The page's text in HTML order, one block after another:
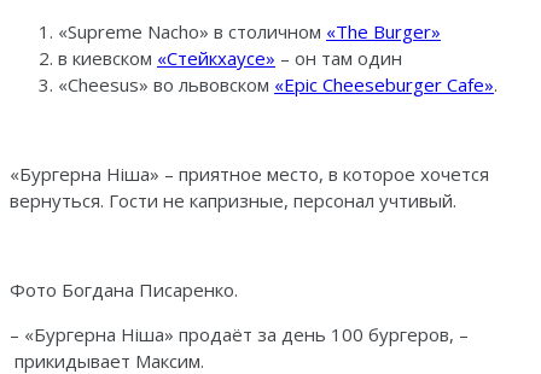
«Supreme Nacho» в столичном «The Burger»
в киевском «Стейкхаусе» – он там один
«Cheesus» во львовском «Epic Cheeseburger Cafe».
«Бургерна Нiша» – приятное место, в которое хочется
вернуться. Гости не капризные, персонал учтивый.
Фото Богдана Писаренко.
– «Бургерна Нiша» продаёт за день 100 бургеров, –
прикидывает Максим.